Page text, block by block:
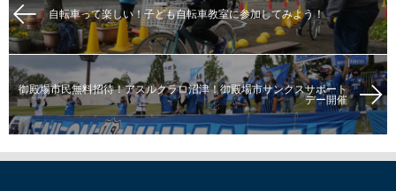
自転車って楽しい！子ども自転車教室に参加してみよう！
御殿場市民無料招待！アスルクラロ沼津！御殿場市サンクスサポート
デー開催